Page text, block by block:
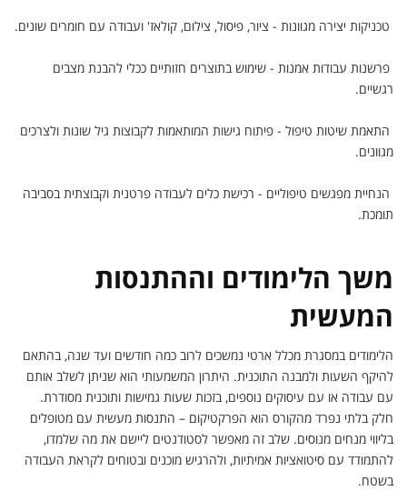
טכניקות יצירה מגוונות - ציור, פיסול, צילום, קולאז' ועבודה עם חומרים שונים.
פרשנות עבודות אמנות - שימוש בתוצרים חזותיים ככלי להבנת מצבים
רגשיים.
התאמת שיטות טיפול - פיתוח גישות המותאמות לקבוצות גיל שונות ולצרכים
מגוונים.
הנחיית מפגשים טיפוליים - רכישת כלים לעבודה פרטנית וקבוצתית בסביבה
תומכת.
משך הלימודים וההתנסות
המעשית
הלימודים במסגרת מכלל ארטי נמשכים לרוב כמה חודשים ועד שנה, בהתאם
להיקף השעות ולמבנה התוכנית. היתרון המשמעותי הוא שניתן לשלב אותם
עם עבודה או עם עיסוקים נוספים, בזכות שעות גמישות ותוכנית מסודרת.
חלק בלתי נפרד מהקורס הוא הפרקטיקום – התנסות מעשית עם מטופלים
בליווי מנחים מנוסים. שלב זה מאפשר לסטודנטים ליישם את מה שלמדו,
להתמודד עם סיטואציות אמיתיות, ולהרגיש מוכנים ובטוחים לקראת העבודה
בשטח.